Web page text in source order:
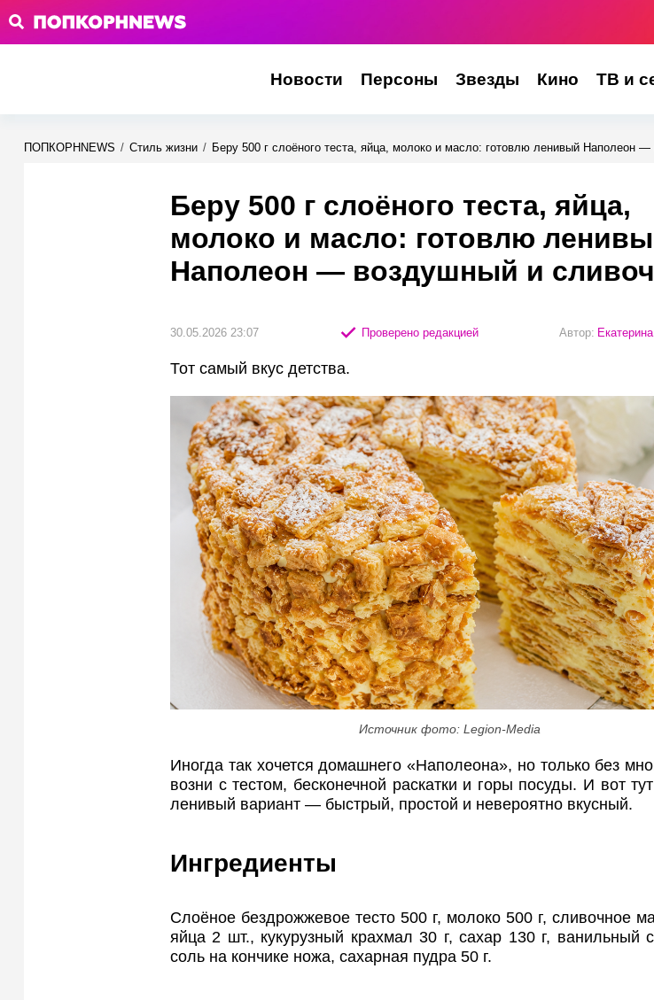
Новости Персоны Звезды Кино ТВ и
ПОПКОРНNEWS / Стиль жизни / Беру 500 г слоёного теста, яйца, молоко и масло: готовлю ленивый Наполеон
Беру 500 г слоёного теста, яйца,
молоко и масло: готовлю
Наполеон — воздушный и
30.05.2026 23:07 Проверено редакцией Автор:
Тот самый вкус детства.
Источник фото: Legion-Media
Иногда так хочется домашнего «Наполеона», но только без
возни с тестом, бесконечной раскатки и горы посуды. И вот
ленивый вариант — быстрый, простой и невероятно вкусный.
Ингредиенты
Слоёное бездрожжевое тесто 500 г, молоко 500 г, сливочное
яйца 2 шт., кукурузный крахмал 30 г, сахар 130 г, ванильный
соль на кончике ножа, сахарная пудра 50 г.